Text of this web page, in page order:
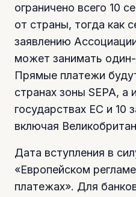
ограничено всего 10
от страны, тогда как
заявлению
может занимать
Прямые платежи
странах зоны SEPA, а
государствах ЕС и 10
включая
Дата вступления в
«Европейском
платежах». Для